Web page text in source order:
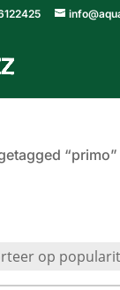
“primo”